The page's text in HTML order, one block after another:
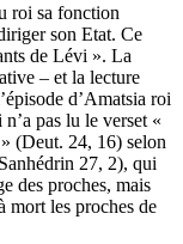
roi sa fonction
son Etat. Ce
de Lévi ». La
– et la lecture
d’Amatsia roi
pas lu le verset «
(Deut. 24, 16) selon
27, 2), qui
des proches, mais
mort les proches de